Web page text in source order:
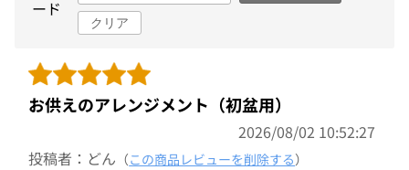
ード
クリア
お供えのアレンジメント（初盆用）
2026/08/02 10:52:27
投稿者：どん （この商品レビューを削除する）